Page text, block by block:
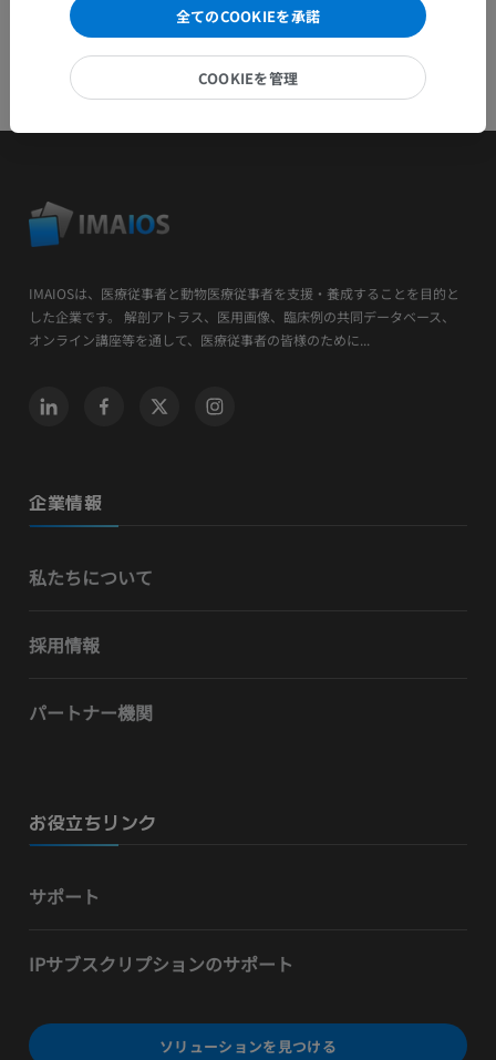
IMAIOSは、医療従事者と動物医療従事者を支援・養成することを目的と
した企業です。 解剖アトラス、医用画像、臨床例の共同データベース、
オンライン講座等を通して、医療従事者の皆様のために...
企業情報
私たちについて
採用情報
パートナー機関
お役立ちリンク
サポート
IPサブスクリプションのサポート
ソリューションを見つける
全てのCOOKIEを承諾
COOKIEを管理